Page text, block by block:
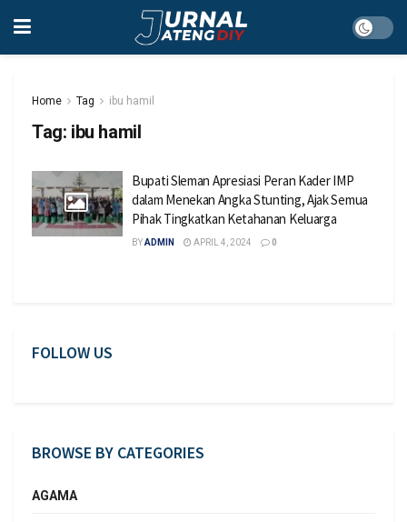
Home Tag ibu hamil
Tag: ibu hamil
Bupati Sleman Apresiasi Peran Kader IMP
dalam Menekan Angka Stunting, Ajak Semua
Pihak Tingkatkan Ketahanan Keluarga
BYADMIN APRIL 4, 2024 0
FOLLOW US
BROWSE BY CATEGORIES
AGAMA